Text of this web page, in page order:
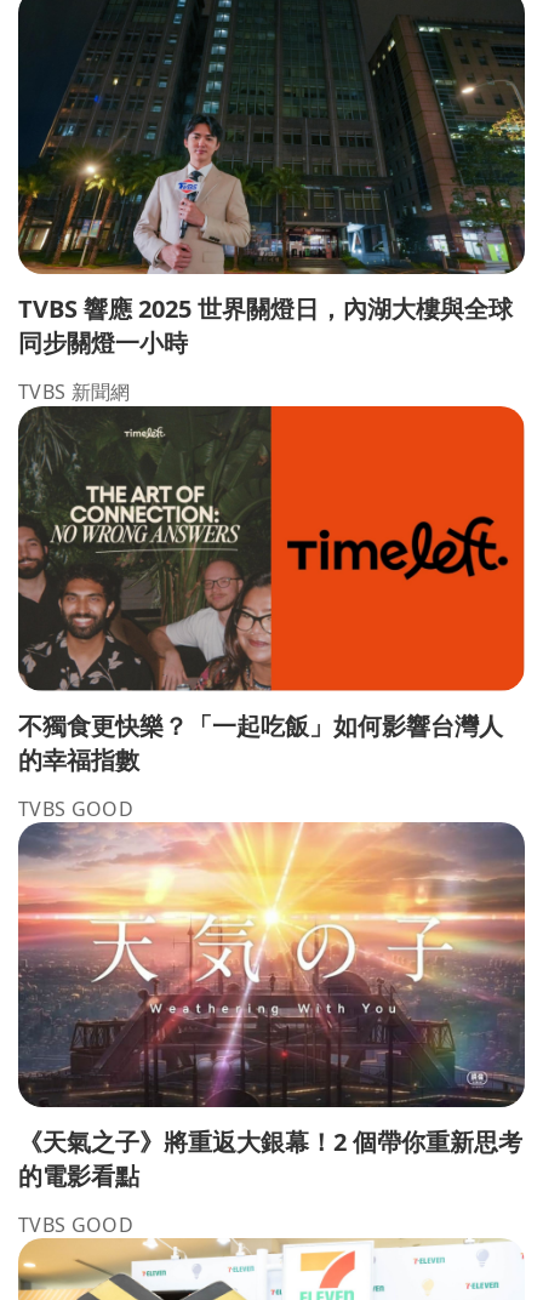
TVBS 響應 2025 世界關燈日，內湖大樓與全球
同步關燈一小時
TVBS 新聞網
不獨食更快樂？「一起吃飯」如何影響台灣人
的幸福指數
TVBS GOOD
《天氣之子》將重返大銀幕！2 個帶你重新思考
的電影看點
TVBS GOOD